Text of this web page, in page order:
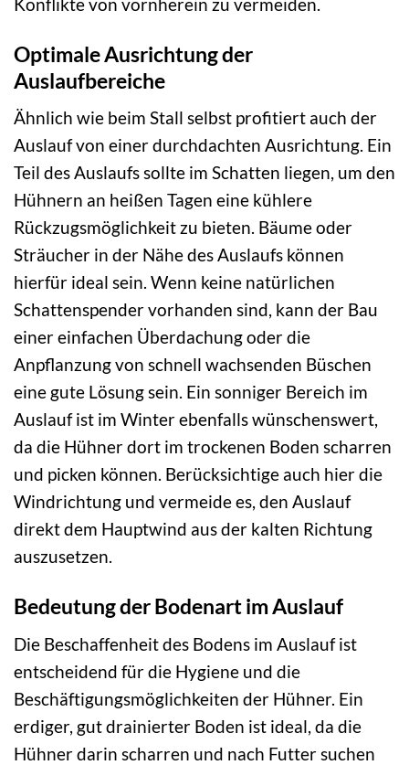
Optimale Ausrichtung der
Auslaufbereiche
Ähnlich wie beim Stall selbst profitiert auch der
Auslauf von einer durchdachten Ausrichtung. Ein
Teil des Auslaufs sollte im Schatten liegen, um den
Hühnern an heißen Tagen eine kühlere
Rückzugsmöglichkeit zu bieten. Bäume oder
Sträucher in der Nähe des Auslaufs können
hierfür ideal sein. Wenn keine natürlichen
Schattenspender vorhanden sind, kann der Bau
einer einfachen Überdachung oder die
Anpflanzung von schnell wachsenden Büschen
eine gute Lösung sein. Ein sonniger Bereich im
Auslauf ist im Winter ebenfalls wünschenswert,
da die Hühner dort im trockenen Boden scharren
und picken können. Berücksichtige auch hier die
Windrichtung und vermeide es, den Auslauf
direkt dem Hauptwind aus der kalten Richtung
auszusetzen.
Bedeutung der Bodenart im Auslauf
Die Beschaffenheit des Bodens im Auslauf ist
entscheidend für die Hygiene und die
Beschäftigungsmöglichkeiten der Hühner. Ein
erdiger, gut drainierter Boden ist ideal, da die
Hühner darin scharren und nach Futter suchen